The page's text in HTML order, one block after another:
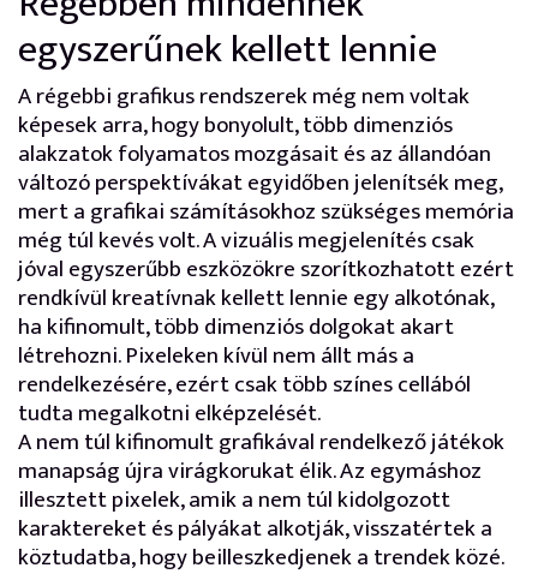
egyszerűnek kellett lennie
A régebbi grafikus rendszerek még nem voltak
képesek arra, hogy bonyolult, több dimenziós
alakzatok folyamatos mozgásait és az állandóan
változó perspektívákat egyidőben jelenítsék meg,
mert a grafikai számításokhoz szükséges memória
még túl kevés volt. A vizuális megjelenítés csak
jóval egyszerűbb eszközökre szorítkozhatott ezért
rendkívül kreatívnak kellett lennie egy alkotónak,
ha kifinomult, több dimenziós dolgokat akart
létrehozni. Pixeleken kívül nem állt más a
rendelkezésére, ezért csak több színes cellából
tudta megalkotni elképzelését.
A nem túl kifinomult grafikával rendelkező játékok
manapság újra virágkorukat élik. Az egymáshoz
illesztett pixelek, amik a nem túl kidolgozott
karaktereket és pályákat alkotják, visszatértek a
köztudatba, hogy beilleszkedjenek a trendek közé.